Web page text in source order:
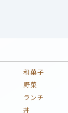
和菓子
野菜
ランチ
丼